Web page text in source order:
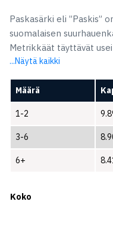
Paskasärki eli ”Paskis”
suomalaisen
Metrikkäät täyttävät
...Näytä kaikki
Määrä
1-2
3-6
6+
Koko